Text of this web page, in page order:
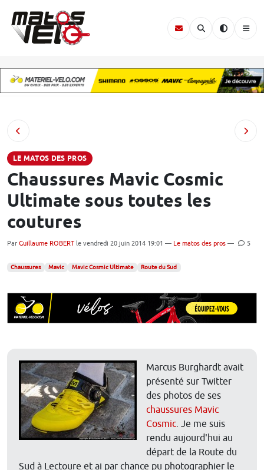
LE MATOS DES PROS
Chaussures Mavic Cosmic
Ultimate sous toutes les
coutures
Par Guillaume ROBERT le vendredi 20 juin 2014 19:01 — Le matos des pros — 5
Chaussures Mavic Mavic Cosmic Ultimate Route du Sud
Marcus Burghardt avait
présenté sur Twitter
des photos de ses
chaussures Mavic
Cosmic. Je me suis
rendu aujourd'hui au
départ de la Route du
Sud à Lectoure et ai par chance pu photographier le